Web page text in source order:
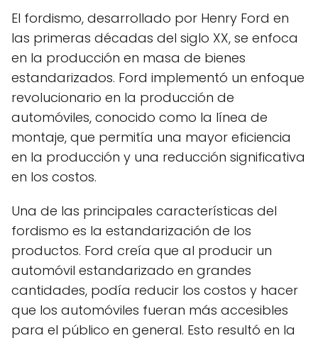
El fordismo, desarrollado por Henry Ford en
las primeras décadas del siglo XX, se enfoca
en la producción en masa de bienes
estandarizados. Ford implementó un enfoque
revolucionario en la producción de
automóviles, conocido como la línea de
montaje, que permitía una mayor eficiencia
en la producción y una reducción significativa
en los costos.
Una de las principales características del
fordismo es la estandarización de los
productos. Ford creía que al producir un
automóvil estandarizado en grandes
cantidades, podía reducir los costos y hacer
que los automóviles fueran más accesibles
para el público en general. Esto resultó en la